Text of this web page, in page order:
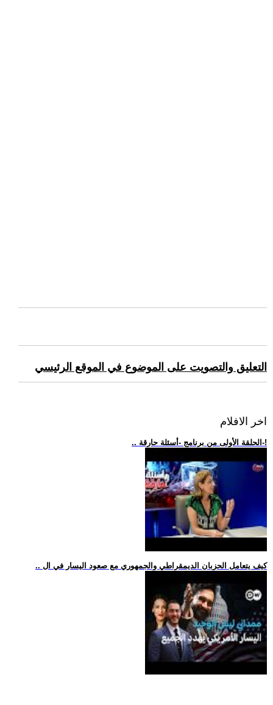
التعليق والتصويت على الموضوع في الموقع الرئيسي
اخر الافلام
.. الحلقة الأولى من برنامج -أسئلة حارقة-!
.. كيف يتعامل الحزبان الديمقراطي والجمهوري مع صعود اليسار في ال